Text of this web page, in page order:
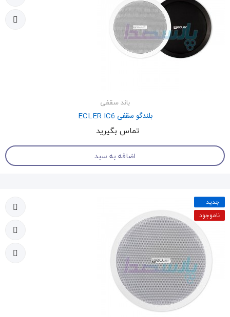
باند سقفی
بلندگو سقفی ECLER IC6
تماس بگیرید
اضافه به سبد
جدید
ناموجود